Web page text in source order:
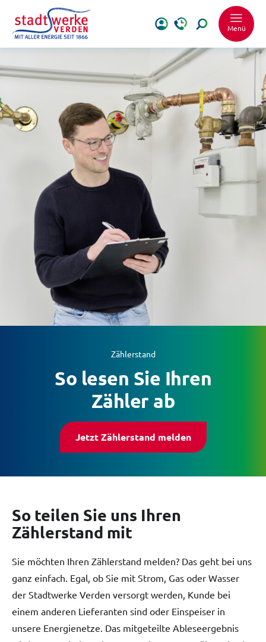
Menü
Zählerstand
So lesen Sie Ihren
Zähler ab
Jetzt Zählerstand melden
So teilen Sie uns Ihren
Zählerstand mit
Sie möchten Ihren Zählerstand melden? Das geht bei uns
ganz einfach. Egal, ob Sie mit Strom, Gas oder Wasser
der Stadtwerke Verden versorgt werden, Kunde bei
einem anderen Lieferanten sind oder Einspeiser in
unsere Energienetze. Das mitgeteilte Ableseergebnis
Schrift
Schrift
Wortabstand
Wortabstand
Großer
Links